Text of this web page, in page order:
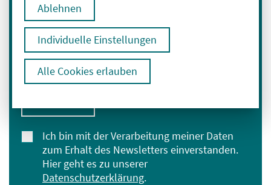
Ablehnen
Individuelle Einstellungen
Alle Cookies erlauben
Immer informiert bleiben
Melden Sie sich für unseren Newsletter an:
E-Mail-Adresse eingeben
Ich bin mit der Verarbeitung meiner Daten
zum Erhalt des Newsletters einverstanden.
Hier geht es zu unserer
Datenschutzerklärung.